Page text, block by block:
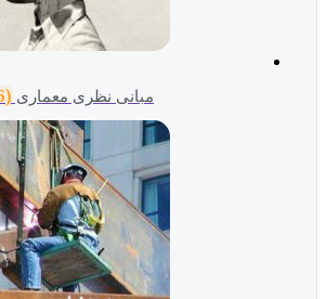
مبانی نظری معماری (136)